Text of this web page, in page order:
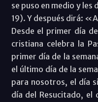
se puso en medio y
19). Y después dirá:
Desde el primer día
cristiana celebra la
primer día de la
el último día de la
para nosotros, el día
día del Resucitado, el